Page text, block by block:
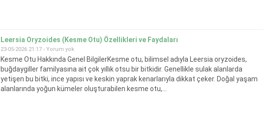
Leersia Oryzoides (Kesme Otu) Özellikleri ve Faydaları
23-05-2026 21:17 - Yorum yok
Kesme Otu Hakkında Genel BilgilerKesme otu, bilimsel adıyla Leersia oryzoides,
buğdaygiller familyasına ait çok yıllık otsu bir bitkidir. Genellikle sulak alanlarda
yetişen bu bitki, ince yapısı ve keskin yaprak kenarlarıyla dikkat çeker. Doğal yaşam
alanlarında yoğun kümeler oluşturabilen kesme otu,...